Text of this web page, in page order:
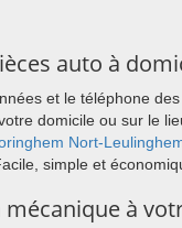
auto à
et le téléphone
domicile ou sur le
Nort-
simple et
mécanique à